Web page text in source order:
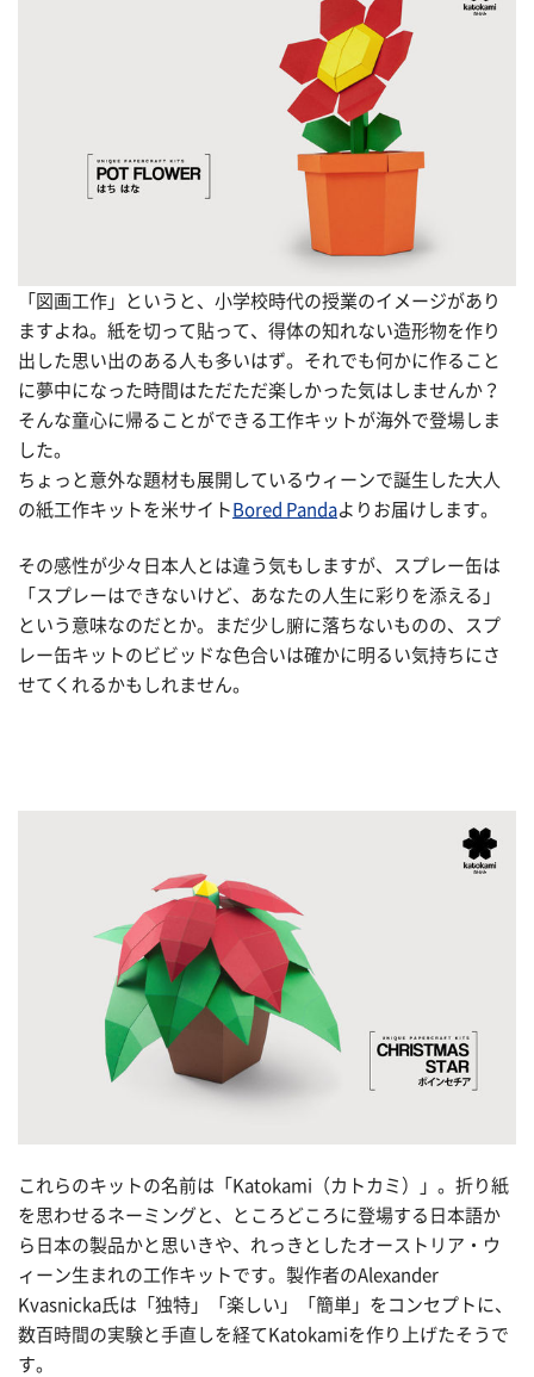
「図画工作」というと、小学校時代の授業のイメージがあり
ますよね。紙を切って貼って、得体の知れない造形物を作り
出した思い出のある人も多いはず。それでも何かに作ること
に夢中になった時間はただただ楽しかった気はしませんか？
そんな童心に帰ることができる工作キットが海外で登場しま
した。
ちょっと意外な題材も展開しているウィーンで誕生した大人
の紙工作キットを米サイト Bored Pandaよりお届けします。
その感性が少々日本人とは違う気もしますが、スプレー缶は
「スプレーはできないけど、あなたの人生に彩りを添える」
という意味なのだとか。まだ少し腑に落ちないものの、スプ
レー缶キットのビビッドな色合いは確かに明るい気持ちにさ
せてくれるかもしれません。
これらのキットの名前は「Katokami（カトカミ）」。折り紙
を思わせるネーミングと、ところどころに登場する日本語か
ら日本の製品かと思いきや、れっきとしたオーストリア・ウ
ィーン生まれの工作キットです。製作者のAlexander
Kvasnicka氏は「独特」「楽しい」「簡単」をコンセプトに、
数百時間の実験と手直しを経てKatokamiを作り上げたそうで
す。